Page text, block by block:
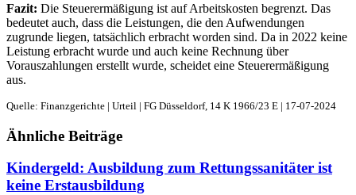
Fazit: Die Steuerermäßigung ist auf Arbeitskosten begrenzt. Das
bedeutet auch, dass die Leistungen, die den Aufwendungen
zugrunde liegen, tatsächlich erbracht worden sind. Da in 2022 keine
Leistung erbracht wurde und auch keine Rechnung über
Vorauszahlungen erstellt wurde, scheidet eine Steuerermäßigung
aus.
Quelle: Finanzgerichte | Urteil | FG Düsseldorf, 14 K 1966/23 E | 17-07-2024
Ähnliche Beiträge
Kindergeld: Ausbildung zum Rettungssanitäter ist
keine Erstausbildung